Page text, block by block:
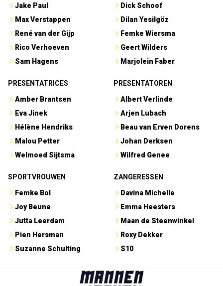
Jake Paul
Max Verstappen
René van der Gijp
Rico Verhoeven
Sam Hagens
Dick Schoof
Dilan Yesilgöz
Femke Wiersma
Geert Wilders
Marjolein Faber
PRESENTATRICES
Amber Brantsen
Eva Jinek
Hélène Hendriks
Malou Petter
Welmoed Sijtsma
PRESENTATOREN
Albert Verlinde
Arjen Lubach
Beau van Erven Dorens
Johan Derksen
Wilfred Genee
SPORTVROUWEN
Femke Bol
Joy Beune
Jutta Leerdam
Pien Hersman
Suzanne Schulting
ZANGERESSEN
Davina Michelle
Emma Heesters
Maan de Steenwinkel
Roxy Dekker
S10